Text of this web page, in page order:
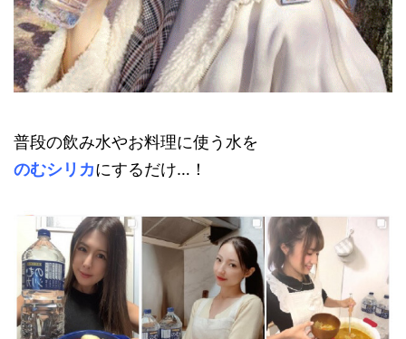
普段の飲み水やお料理に使う水を
のむシリカにするだけ…！